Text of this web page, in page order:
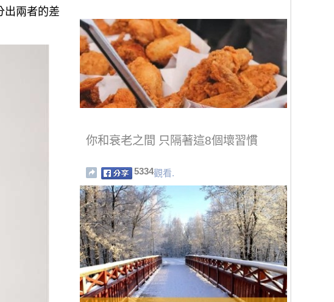
出兩者的差
你和衰老之間 只隔著這8個壞習慣
5334觀看.